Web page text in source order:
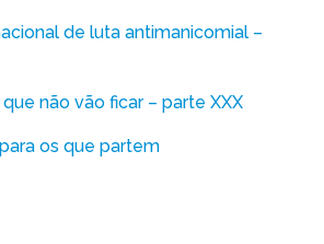
de luta antimanicomial –
que não vão ficar – parte XXX
os que partem